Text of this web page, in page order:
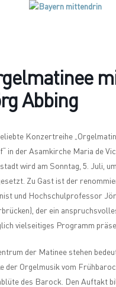
Abbing
Konzertreihe
in der Asamkirche Maria de
wird am Sonntag, 5. Juli,
Zu Gast ist der
und Hochschulprofessor
der ein
vielseitiges Programm
der Matinee stehen
der Orgelmusik vom
des Barock. Den Auftakt